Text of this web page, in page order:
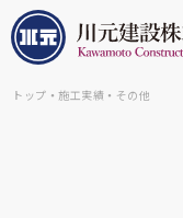
トップ ・施工実績 ・ その他